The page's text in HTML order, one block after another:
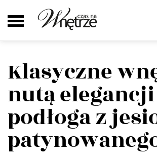
Klasyczne
nutą elegancji
podłoga z